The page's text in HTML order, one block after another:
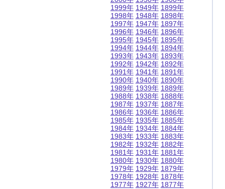
1999年
1998年
1997年
1996年
1995年
1994年
1993年
1992年
1991年
1990年
1989年
1988年
1987年
1986年
1985年
1984年
1983年
1982年
1981年
1980年
1979年
1978年
1977年
1949年
1948年
1947年
1946年
1945年
1944年
1943年
1942年
1941年
1940年
1939年
1938年
1937年
1936年
1935年
1934年
1933年
1932年
1931年
1930年
1929年
1928年
1927年
1899年
1898年
1897年
1896年
1895年
1894年
1893年
1892年
1891年
1890年
1889年
1888年
1887年
1886年
1885年
1884年
1883年
1882年
1881年
1880年
1879年
1878年
1877年